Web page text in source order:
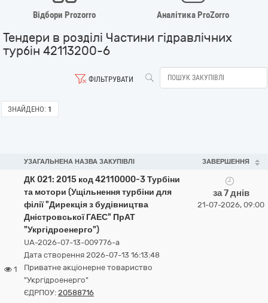
Відбори Prozorro Аналітика ProZorro
Тендери в розділі Частини гідравлічних
турбін 42113200-6
ФІЛЬТРУВАТИ
ЗНАЙДЕНО: 1
УЗАГАЛЬНЕНА НАЗВА ЗАКУПІВЛІ ЗАВЕРШЕННЯ
1
ДК 021: 2015 код 42110000-3 Турбіни
та мотори (Ущільнення турбіни для
філії "Дирекція з будівництва
Дністровської ГАЕС" ПрАТ
"Укргідроенерго")
UA-2026-07-13-009776-a
Дата створення 2026-07-13 16:13:48
Приватне акціонерне товариство
"Укргідроенерго"
ЄДРПОУ: 20588716
за 7 днів
21-07-2026, 09:00